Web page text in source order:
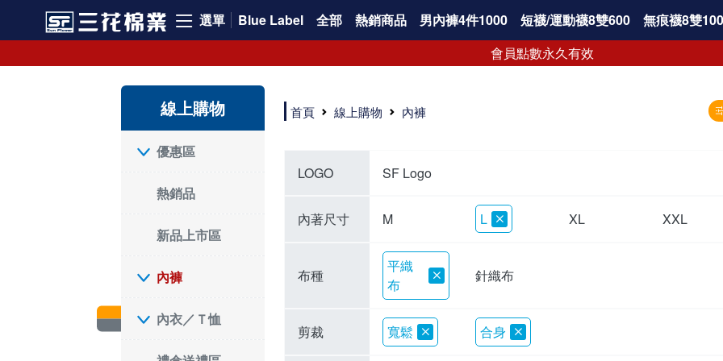
選單 Blue Label 全部 熱銷商品 男內褲4件1000 短襪/運動襪8雙600
無痕襪8雙
會員點數永久有效
線上購物
優惠區
熱銷品
新品上市區
內褲
內衣／Ｔ恤
選擇內褲、平口褲、純棉內褲首重品質。舒適、透氣的內褲、平口褲、純棉內褲能影響健康，須謹慎挑選。三花內褲透氣不悶，值得信賴！
三花內褲、平口褲、純棉內褲50年來持續升級，符合人體工學設計，柔軟無勒痕的鬆緊帶。三花內褲是肌膚好友，口碑熱銷！
選擇內褲首重品質。三花內褲50年來不斷升級，證明其卓越品質。符合人體工學剪裁，柔軟無痕鬆緊帶，是必買首選。兼具品質與外型，與肌膚零感接觸，穿著舒適，看來有質感。三花內褲設計獨特，質料優良，專業剪裁，呵護肌膚。新鮮高品質棉材製成，多款選擇，耐洗耐穿，三花內褲絕對首選。
"內褲購買及使用經驗網友來信分享 近年來，我經常在大型連鎖賣場如佳瑪、美華泰等地看到三花內褲的展示。最近一兩年，甚至百貨公司及街頭店鋪都開始大量出現三花專櫃或專賣店。我猜測，這應該是三花在營運策略上的調整，才使得這些改變成為現實。 本來，三花內褲一直是消費者選購內褲時的熱門選項之一。內褲櫃點的增多使我更加注意到這個品牌，因此我在選購內褲時，特意多研究了一下三花內褲的設計。 先從內褲外層包裝談起，有些內褲有PP袋包裝，有些則沒有。雖然這是一件小事，但我發現朋友們中有人會介意內褲包裝沒有PP袋。他們認為沒有PP袋會使包裝不夠精美。對我來說，有PP袋確實能提升包裝的精緻度，但內褲不裝PP袋其實也算是環保。所以，這就看每個人對內褲包裝的需求和感受了。 每次購買內褲時，我都會特別帶一件五片式剪裁的內褲。三花的平口內褲被稱為全國第一件五片式剪裁內褲，這話應該不是隨便說說的，畢竟三花是一個擁有超過50年歷史的老品牌，專注於研發和改良內褲。當初，我覺得這種設計有些花俏，只是圖個新鮮買來試試，結果發現內褲多一片真的有其優勢，尤其是減少了內褲卡屁的次數。雖然這個狀況不可能完全消失，但大大增加了穿著的舒適度。 三花內褲的價格也在我能接受的範圍內，因此它逐漸成為我的心頭好。此外，內褲選購時的另一個重要因素是鬆緊帶。看內褲是否舊了，第一眼通常看鬆緊帶。故意或不小心露出內褲褲頭的時候，印象分數也是由鬆緊帶決定的。 很多內褲品牌強調鬆緊帶的造型及花樣，這類內褲非常適合一些特殊場合，如單身聯誼或約會時穿著，能夠加分不少。日常使用的內褲則建議選擇鬆緊帶不易鬆垮的，花樣其次。三花特別強調內褲鬆緊帶的耐洗度，而其他品牌鮮少提及這一點。 分場合選擇內褲是我的習慣。特殊場合內褲要講究一點，但平日則需要選擇鬆緊帶有保障的內褲。畢竟，內褲是每天陪伴我們超過12個小時的衣物，找到適合自己且耐洗耐穿高CP值的內褲才是最明智的選擇。 內褲畢竟是消耗品，定期更換非常重要。如果內褲沾染到髒污或處於潮濕的環境，就不應該撐太久。這是因為內褲長期接觸身體的重要部位，所以選擇和保養都要謹慎。 以上是我個人的內褲使用分享，並非業配，不代表任何人的立場。內褲還是要以自身體驗最為準確。希望大家都能找到適合自己的內褲，並多多支持台灣品牌。"
首頁 線上購物 內褲
LOGO SF Logo
內著尺寸 M L XL XXL
布種
平織
布
針織布
剪裁 寬鬆 合身